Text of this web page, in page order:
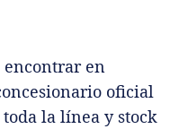
encontrar en
oficial
la línea y stock